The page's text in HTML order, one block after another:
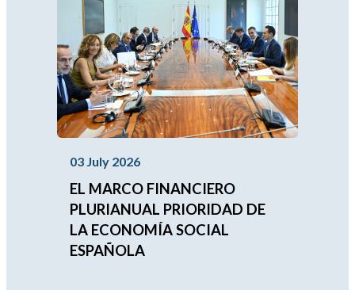
03 July 2026
EL MARCO FINANCIERO
PLURIANUAL PRIORIDAD DE
LA ECONOMÍA SOCIAL
ESPAÑOLA